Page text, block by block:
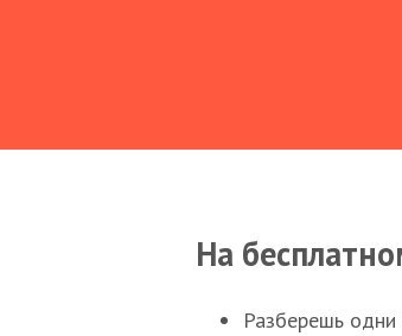
На
Разберешь